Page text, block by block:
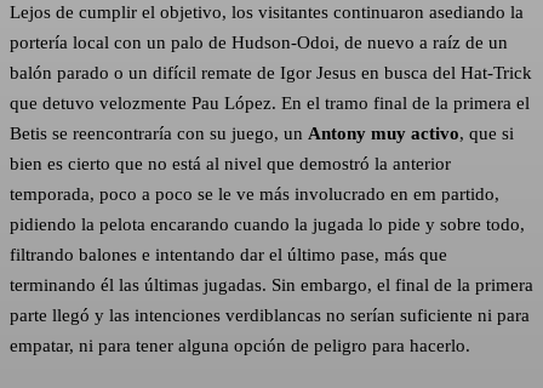
Lejos de cumplir el objetivo, los visitantes continuaron asediando la
portería local con un palo de Hudson-Odoi, de nuevo a raíz de un
balón parado o un difícil remate de Igor Jesus en busca del Hat-Trick
que detuvo velozmente Pau López. En el tramo final de la primera el
Betis se reencontraría con su juego, un Antony muy activo, que si
bien es cierto que no está al nivel que demostró la anterior
temporada, poco a poco se le ve más involucrado en em partido,
pidiendo la pelota encarando cuando la jugada lo pide y sobre todo,
filtrando balones e intentando dar el último pase, más que
terminando él las últimas jugadas. Sin embargo, el final de la primera
parte llegó y las intenciones verdiblancas no serían suficiente ni para
empatar, ni para tener alguna opción de peligro para hacerlo.